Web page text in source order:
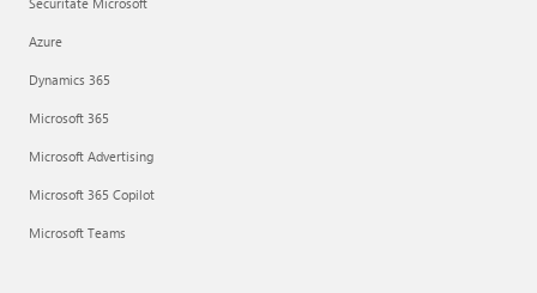
Azure
Dynamics 365
Microsoft 365
Microsoft Advertising
Microsoft 365 Copilot
Microsoft Teams